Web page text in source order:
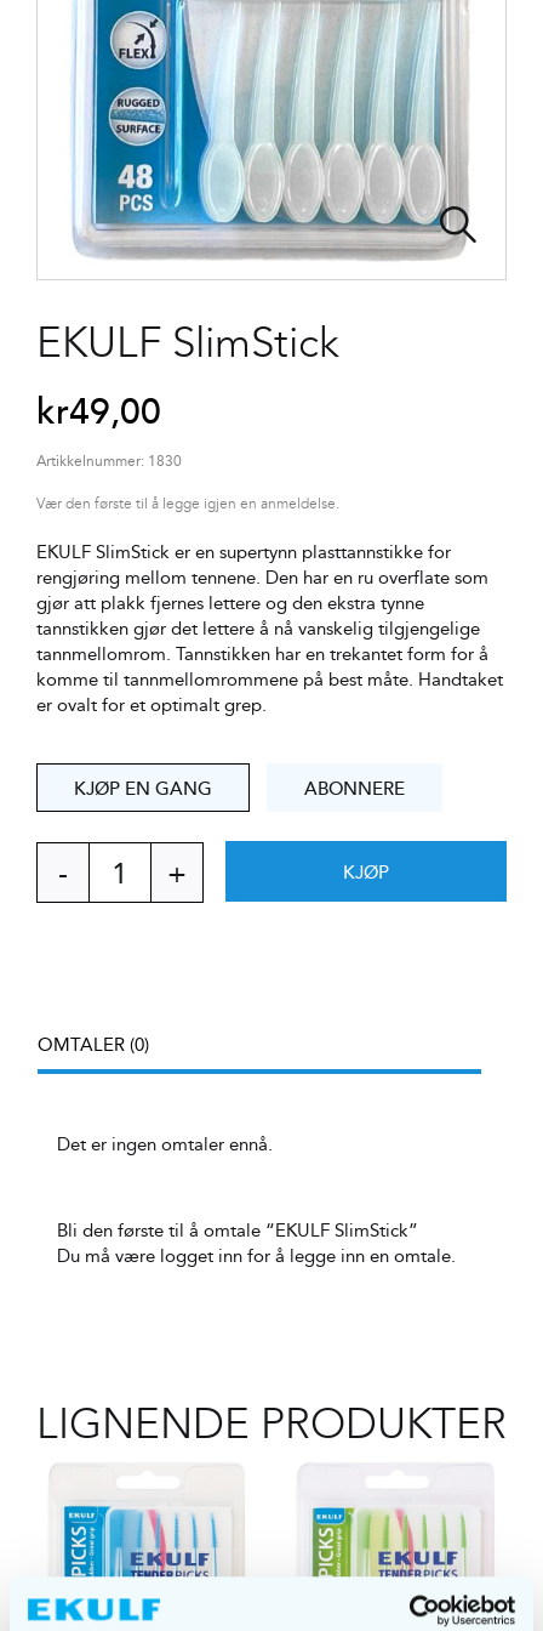
EKULF SlimStick
kr49,00
Artikkelnummer: 1830
Vær den første til å legge igjen en anmeldelse.
EKULF SlimStick er en supertynn plasttannstikke for
rengjøring mellom tennene. Den har en ru overflate som
gjør att plakk fjernes lettere og den ekstra tynne
tannstikken gjør det lettere å nå vanskelig tilgjengelige
tannmellomrom. Tannstikken har en trekantet form for å
komme til tannmellomrommene på best måte. Handtaket
er ovalt for et optimalt grep.
KJØP EN GANG ABONNERE
EKULF
SlimStick
KJØP
OMTALER (0)
Det er ingen omtaler ennå.
Bli den første til å omtale “EKULF SlimStick”
Du må være logget innfor å legge inn en omtale.
LIGNENDE PRODUKTER